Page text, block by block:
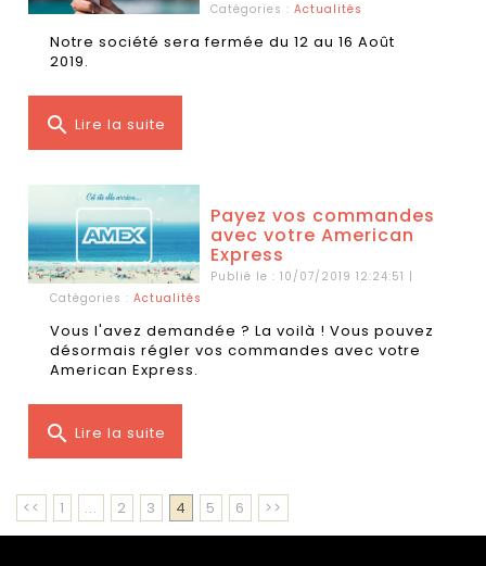
Catégories :Actualités
Notre société sera fermée du 12 au 16 Août
2019.
search Lire la suite
Payez vos commandes
avec votre American
Express
Publié le : 10/07/2019 12:24:51 |
Catégories : Actualités
Vous l'avez demandée ? La voilà ! Vous pouvez
désormais régler vos commandes avec votre
American Express.
search Lire la suite
<< 1 ... 2 3 4 5 6 >>